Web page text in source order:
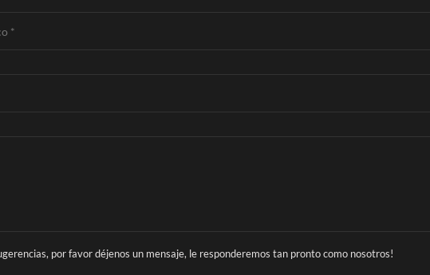
por favor déjenos un mensaje, le responderemos tan pronto como nosotros!